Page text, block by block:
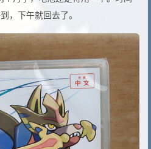
，下午就回去了。